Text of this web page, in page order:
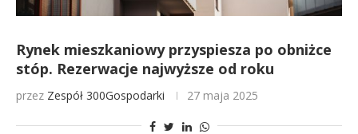
Rynek mieszkaniowy przyspiesza po obniżce
stóp. Rezerwacje najwyższe od roku
przez Zespół 300Gospodarki 27 maja 2025